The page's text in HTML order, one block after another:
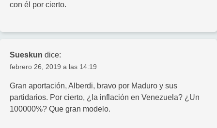
con él por cierto.
Sueskun dice:
febrero 26, 2019 a las 14:19
Gran aportación, Alberdi, bravo por Maduro y sus
partidarios. Por cierto, ¿la inflación en Venezuela? ¿Un
100000%? Que gran modelo.